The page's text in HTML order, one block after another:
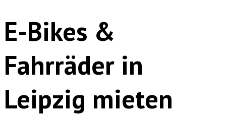
E-Bikes &
Fahrräder in
Leipzig mieten